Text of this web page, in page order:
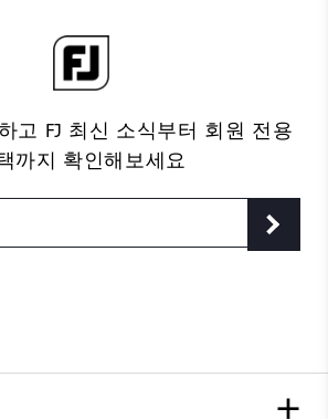
고 FJ 최신 소식부터 회원 전용
까지 확인해보세요